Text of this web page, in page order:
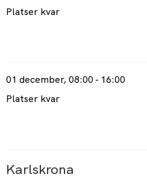
Platser kvar
01 december, 08:00 - 16:00
Platser kvar
Karlskrona